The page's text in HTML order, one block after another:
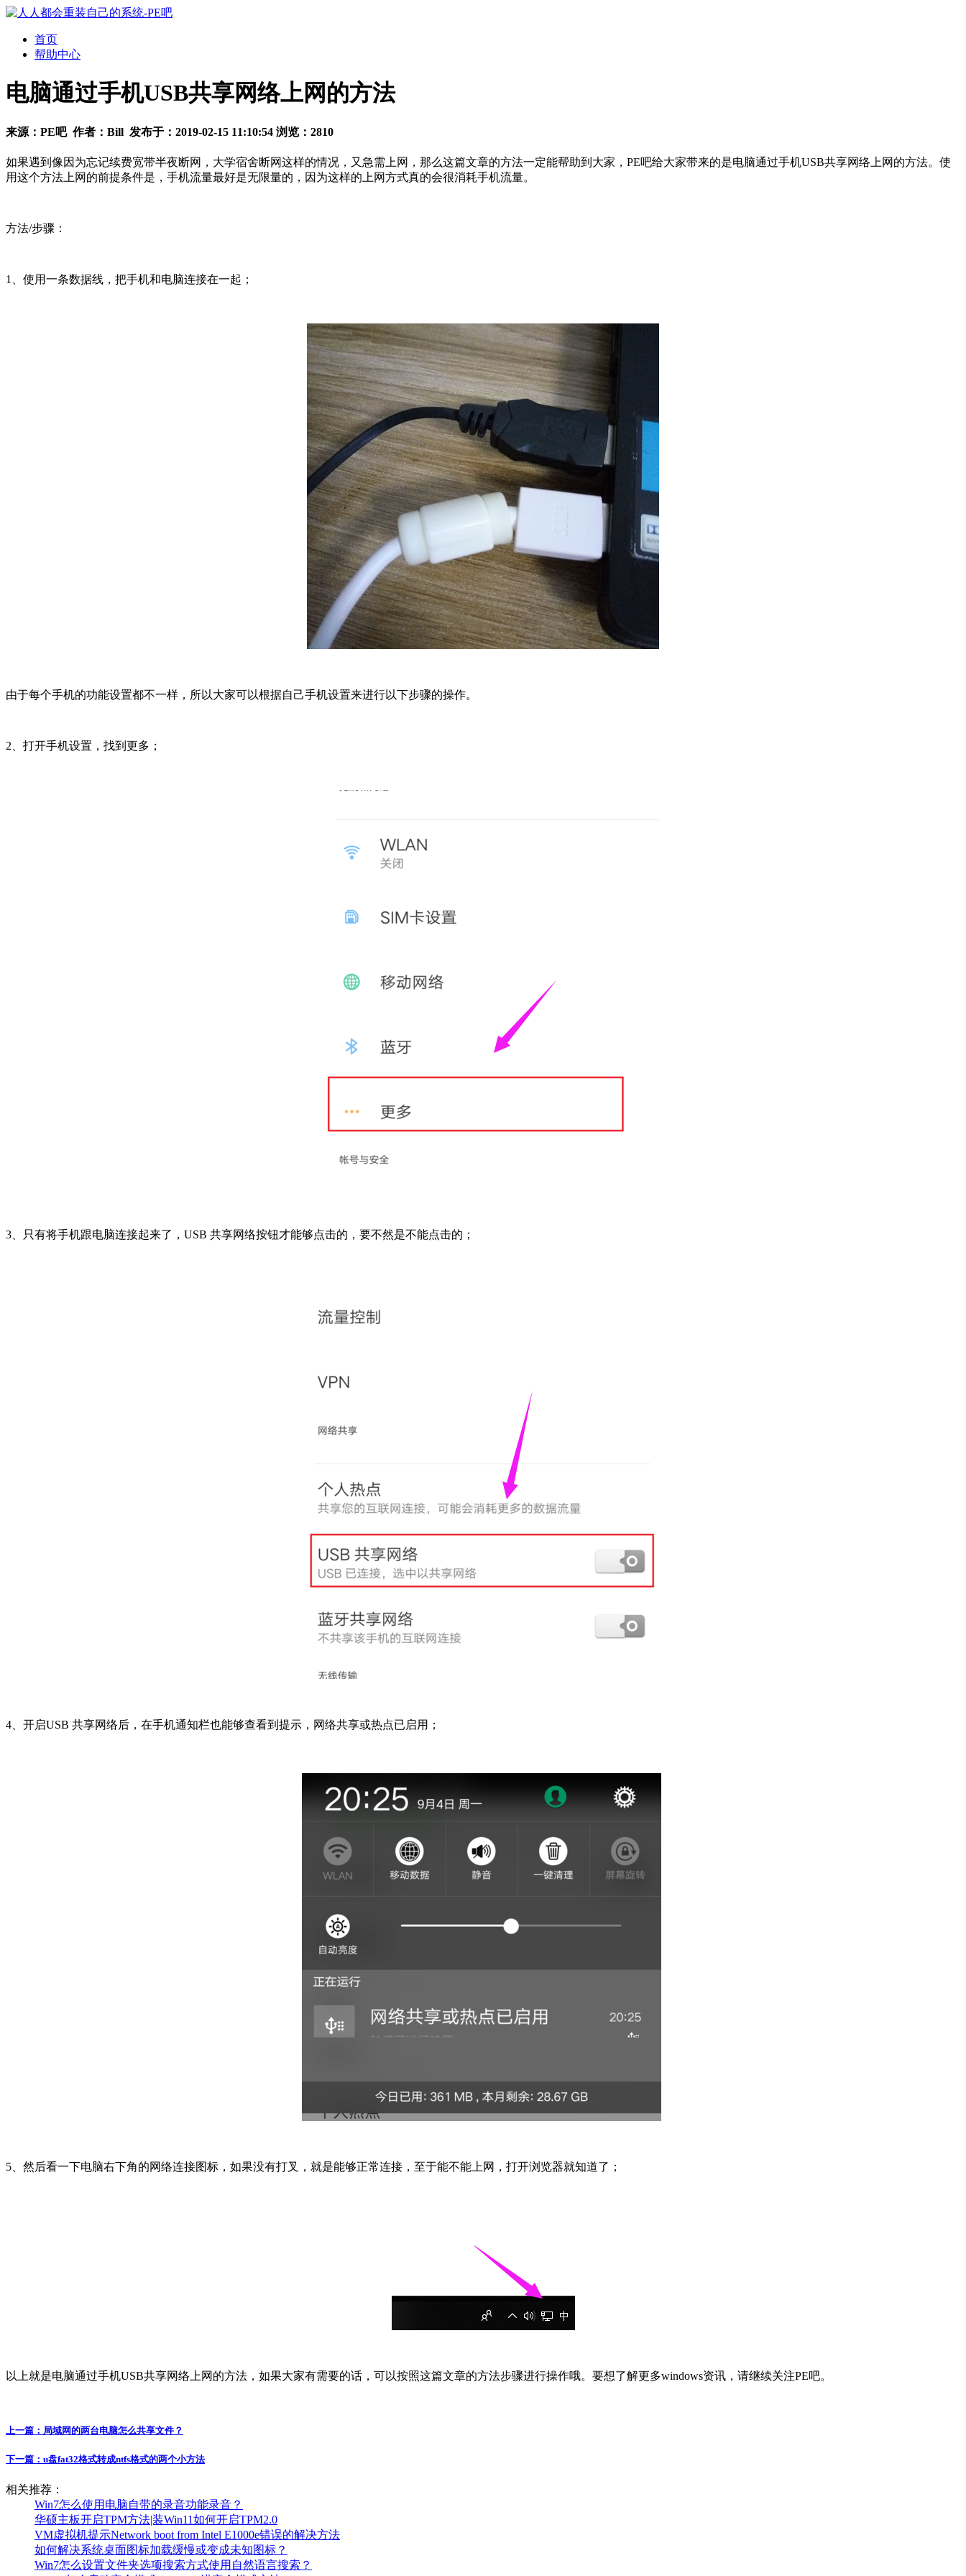
首页
帮助中心
电脑通过手机USB共享网络上网的方法
来源： PE吧作者： Bill 发布于： 2019-02-15 11:10:54 浏览： 2810
如果遇到像因为忘记续费宽带半夜断网，大学宿舍断网这样的情况，又急需上网，那么这篇文章的方法一定能帮助到大家，PE吧给大家带来的是电脑通过手机USB共享网络上网的方法。使
用这个方法上网的前提条件是，手机流量最好是无限量的，因为这样的上网方式真的会很消耗手机流量。
方法/步骤：
1、使用一条数据线，把手机和电脑连接在一起；
由于每个手机的功能设置都不一样，所以大家可以根据自己手机设置来进行以下步骤的操作。
2、打开手机设置，找到更多；
3、只有将手机跟电脑连接起来了，USB 共享网络按钮才能够点击的，要不然是不能点击的；
4、开启USB 共享网络后，在手机通知栏也能够查看到提示，网络共享或热点已启用；
5、然后看一下电脑右下角的网络连接图标，如果没有打叉，就是能够正常连接，至于能不能上网，打开浏览器就知道了；
以上就是电脑通过手机USB共享网络上网的方法，如果大家有需要的话，可以按照这篇文章的方法步骤进行操作哦。要想了解更多windows资讯，请继续关注PE吧。
上一篇： 局域网的两台电脑怎么共享文件？
下一篇： u盘fat32格式转成ntfs格式的两个小方法
相关推荐：
Win7怎么使用电脑自带的录音功能录音？
华硕主板开启TPM方法|装Win11如何开启TPM2.0
VM虚拟机提示Network boot from Intel E1000e错误的解决方法
如何解决系统桌面图标加载缓慢或变成未知图标？
Win7怎么设置文件夹选项搜索方式使用自然语言搜索？